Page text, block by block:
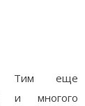
Тим еще
и многого